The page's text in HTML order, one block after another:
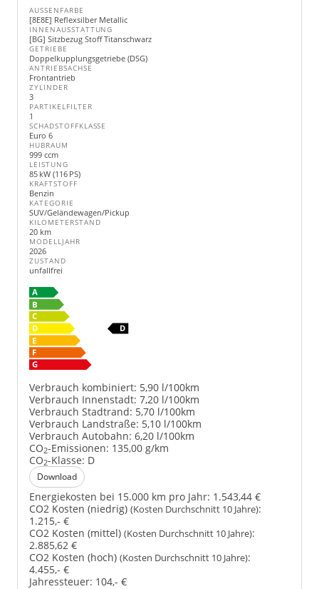
AUSSENFARBE
[8E8E] Reflexsilber Metallic
INNENAUSSTATTUNG
[BG] Sitzbezug Stoff Titanschwarz
GETRIEBE
Doppelkupplungsgetriebe (DSG)
ANTRIEBSACHSE
Frontantrieb
ZYLINDER
3
PARTIKELFILTER
1
SCHADSTOFFKLASSE
Euro 6
HUBRAUM
999 ccm
LEISTUNG
85 kW (116 PS)
KRAFTSTOFF
Benzin
KATEGORIE
SUV/Geländewagen/Pickup
KILOMETERSTAND
20 km
MODELLJAHR
2026
ZUSTAND
unfallfrei
Verbrauch kombiniert: 5,90 l/100km
Verbrauch Innenstadt: 7,20 l/100km
Verbrauch Stadtrand: 5,70 l/100km
Verbrauch Landstraße: 5,10 l/100km
Verbrauch Autobahn: 6,20 l/100km
CO2-Emissionen: 135,00 g/km
CO2-Klasse: D
Download
Energiekosten bei 15.000 km pro Jahr: 1.543,44 €
CO2 Kosten (niedrig) (Kosten Durchschnitt 10 Jahre):
1.215,- €
CO2 Kosten (mittel) (Kosten Durchschnitt 10 Jahre):
2.885,62 €
CO2 Kosten (hoch) (Kosten Durchschnitt 10 Jahre):
4.455,- €
Jahressteuer: 104,- €